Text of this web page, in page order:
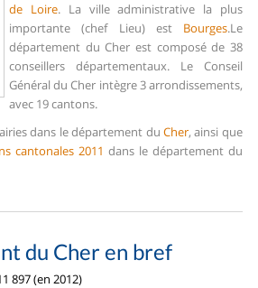
de Loire. La ville administrative la plus
importante (chef Lieu) est Bourges.Le
département du Cher est composé de 38
conseillers départementaux. Le Conseil
Général du Cher intègre 3 arrondissements,
avec 19 cantons.
dans le département du Cher, ainsi que
cantonales 2011 dans le département du
du Cher en bref
897 (en 2012)